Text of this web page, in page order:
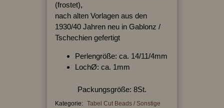
(frostet),
nach alten Vorlagen aus den
1930/40 Jahren neu in Gablonz /
Tschechien gefertigt
Perlengröße: ca. 14/11/4mm
LochØ: ca. 1mm
Packungsgröße: 8St.
Kategorie: Tabel Cut Beads / Sonstige